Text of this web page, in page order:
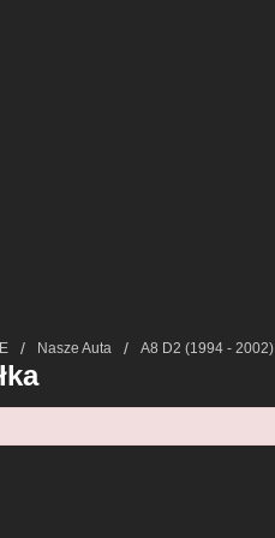
Nasze Auta A8 D2 (1994 - 2002)